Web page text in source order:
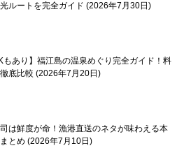
ルートを完全ガイド 2026年7月30日
もあり】福江島の温泉めぐり完全ガイド！料
底比較 2026年7月20日
は鮮度が命！漁港直送のネタが味わえる本
とめ 2026年7月10日